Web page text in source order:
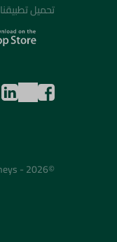
تحميل تطبيقنا
©2026 - Spinneys | جميع الحقوق محفوظة